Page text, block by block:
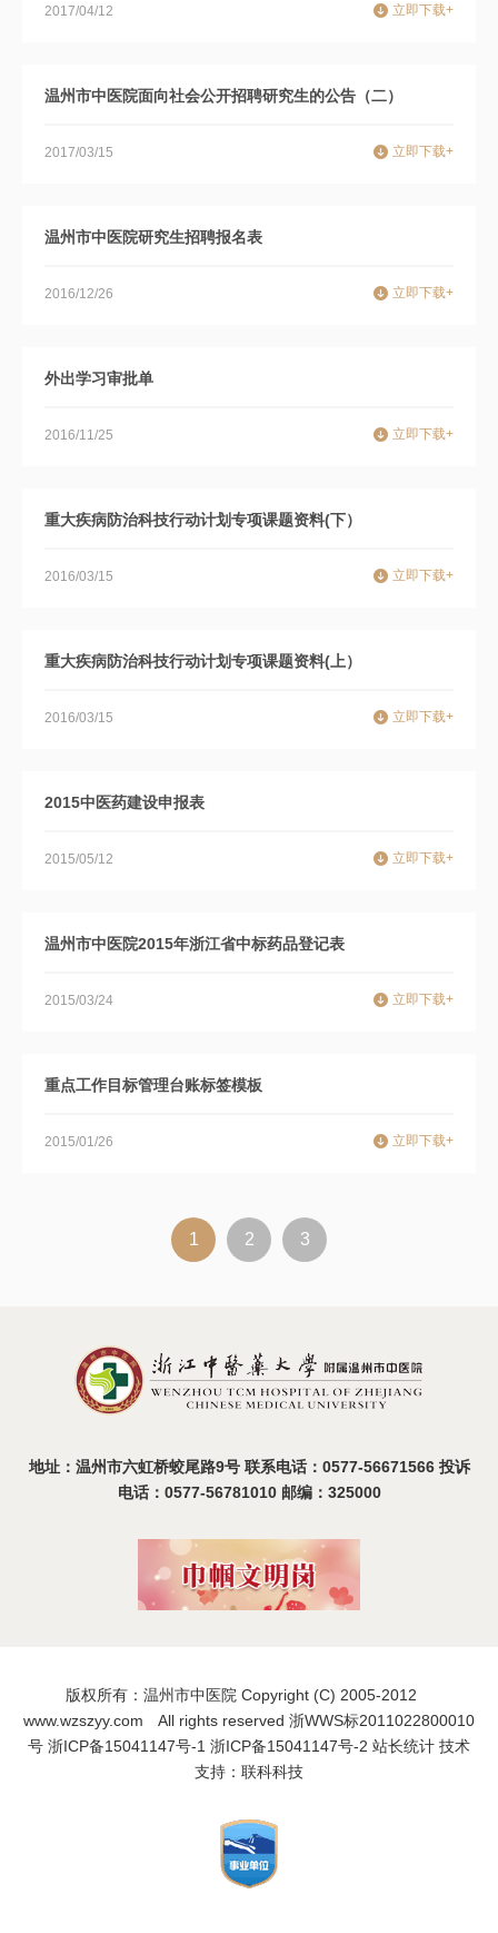
立即下载+
2017/04/12
温州市中医院面向社会公开招聘研究生的公告（二）
立即下载+
2017/03/15
温州市中医院研究生招聘报名表
立即下载+
2016/12/26
外出学习审批单
立即下载+
2016/11/25
重大疾病防治科技行动计划专项课题资料(下）
立即下载+
2016/03/15
重大疾病防治科技行动计划专项课题资料(上）
立即下载+
2016/03/15
2015中医药建设申报表
立即下载+
2015/05/12
温州市中医院2015年浙江省中标药品登记表
立即下载+
2015/03/24
重点工作目标管理台账标签模板
立即下载+
2015/01/26
1 2 3
地址：温州市六虹桥蛟尾路9号 联系电话：0577-56671566 投诉
电话：0577-56781010 邮编：325000
版权所有：温州市中医院 Copyright (C) 2005-2012
www.wzszyy.com All rights reserved 浙WWS标2011022800010
号 浙ICP备15041147号-1 浙ICP备15041147号-2 站长统计 技术
支持：联科科技